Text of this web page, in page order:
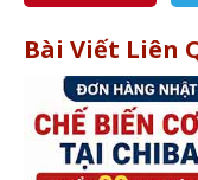
Bài Viết Liên